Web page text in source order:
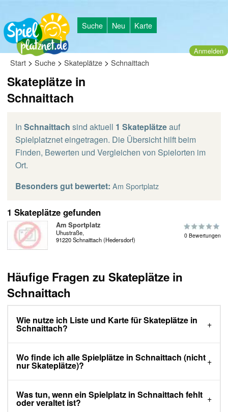
Suche Neu Karte
Anmelden
Start > Suche > Skateplätze > Schnaittach
Skateplätze in
Schnaittach
In Schnaittach sind aktuell 1 Skateplätzeauf
Spielplatznet eingetragen. Die Übersicht hilft beim
Finden, Bewerten und Vergleichen von Spielorten im
Ort.
Besonders gut bewertet: Am Sportplatz
1 Skateplätze gefunden
Am Sportplatz
Uhustraße,
91220 Schnaittach (Hedersdorf)
0 Bewertungen
Häufige Fragen zu Skateplätze in
Schnaittach
Wie nutze ich Liste und Karte für Skateplätze in
Schnaittach?
Wo finde ich alle Spielplätze in Schnaittach (nicht
nur Skateplätze)?
Was tun, wenn ein Spielplatz in Schnaittach fehlt
oder veraltet ist?